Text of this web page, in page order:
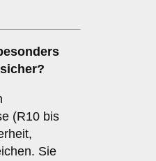
(R10 bis
Sie